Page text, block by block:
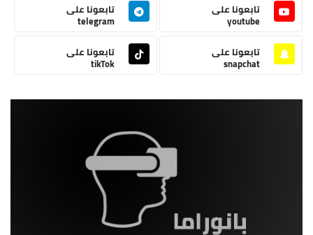
تابعونا على
youtube
تابعونا على
telegram
تابعونا على
snapchat
تابعونا على
tikTok